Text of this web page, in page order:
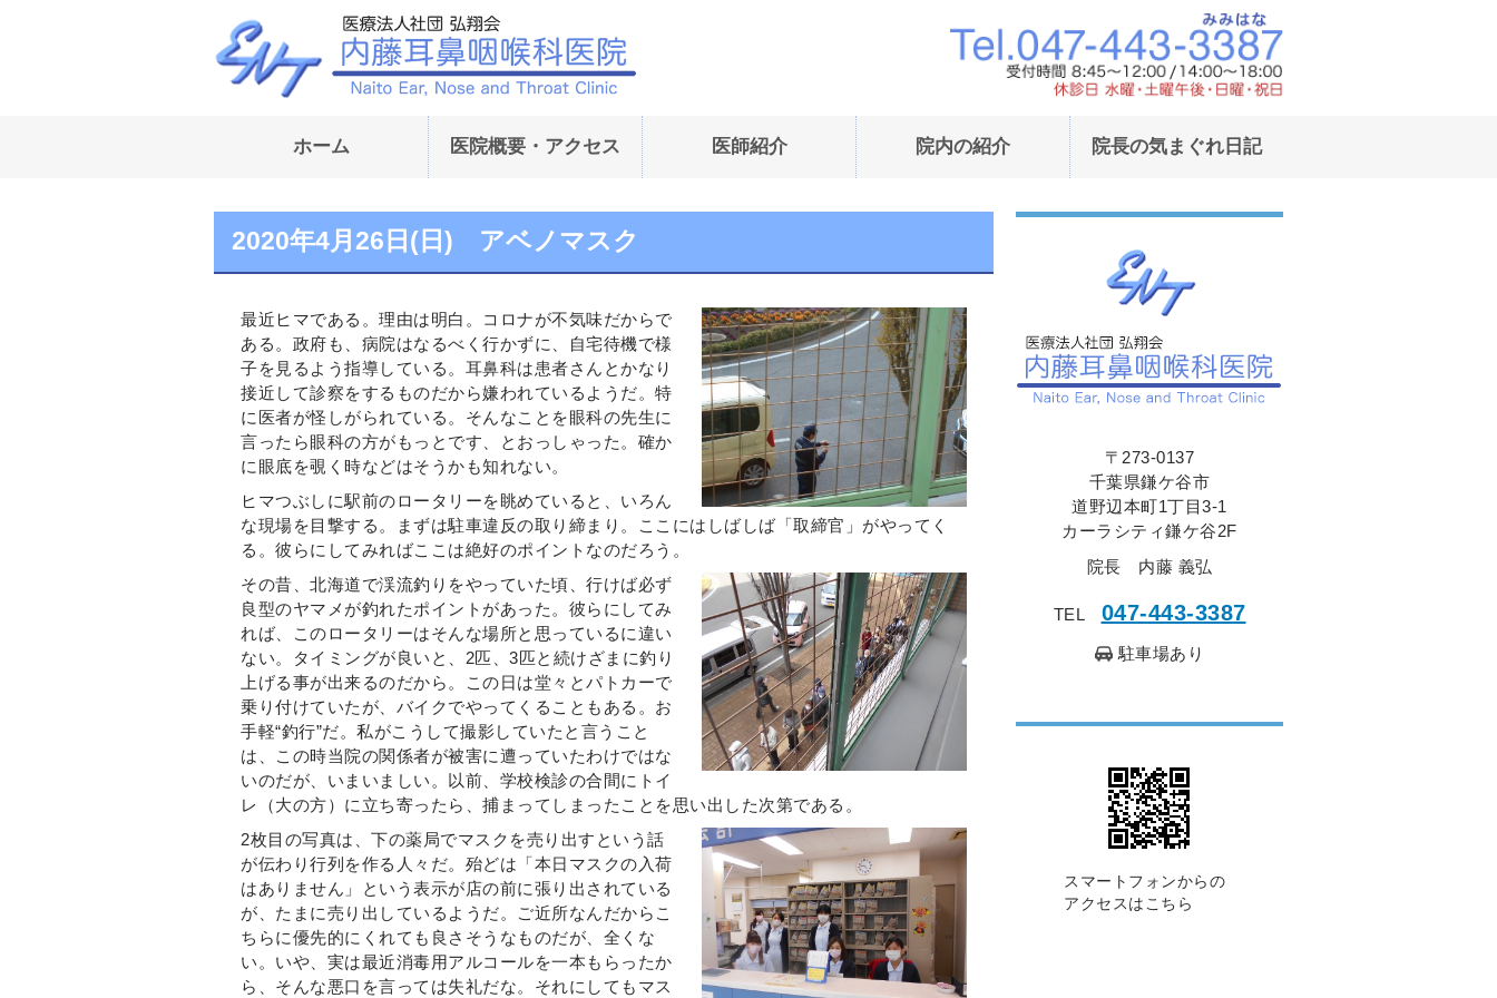
内藤耳鼻咽喉科医院｜東武野田線鎌ヶ谷駅東口より徒歩1
ホーム 医院概要・アクセス 医師紹介 院内の紹介 院長の気まぐれ日記
2020年4月26日(日) アベノマスク
最近ヒマである。理由は明白。コロナが不気味だからで
ある。政府も、病院はなるべく行かずに、自宅待機で様
子を見るよう指導している。耳鼻科は患者さんとかなり
接近して診察をするものだから嫌われているようだ。特
に医者が怪しがられている。そんなことを眼科の先生に
言ったら眼科の方がもっとです、とおっしゃった。確か
に眼底を覗く時などはそうかも知れない。
ヒマつぶしに駅前のロータリーを眺めていると、いろん
な現場を目撃する。まずは駐車違反の取り締まり。ここにはしばしば「取締官」がやってく
る。彼らにしてみればここは絶好のポイントなのだろう。
その昔、北海道で渓流釣りをやっていた頃、行けば必ず
良型のヤマメが釣れたポイントがあった。彼らにしてみ
れば、このロータリーはそんな場所と思っているに違い
ない。タイミングが良いと、2匹、3匹と続けざまに釣り
上げる事が出来るのだから。この日は堂々とパトカーで
乗り付けていたが、バイクでやってくることもある。お
手軽“釣行”だ。私がこうして撮影していたと言うこと
は、この時当院の関係者が被害に遭っていたわけではな
いのだが、いまいましい。以前、学校検診の合間にトイ
レ（大の方）に立ち寄ったら、捕まってしまったことを思い出した次第である。
2枚目の写真は、下の薬局でマスクを売り出すという話
が伝わり行列を作る人々だ。殆どは「本日マスクの入荷
はありません」という表示が店の前に張り出されている
が、たまに売り出しているようだ。ご近所なんだからこ
ちらに優先的にくれても良さそうなものだが、全くな
い。いや、実は最近消毒用アルコールを一本もらったか
ら、そんな悪口を言っては失礼だな。それにしてもマス
〒273-0137
千葉県鎌ケ谷市
道野辺本町1丁目3-1
カーラシティ鎌ケ谷2F
院長 内藤 義弘
TEL 047-443-3387
駐車場あり
スマートフォンからの
アクセスはこちら